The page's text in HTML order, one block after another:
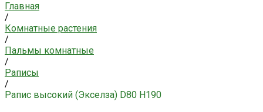
Главная
/
Комнатные растения
/
Пальмы комнатные
/
Раписы
/
Рапис высокий (Экселза) D80 H190